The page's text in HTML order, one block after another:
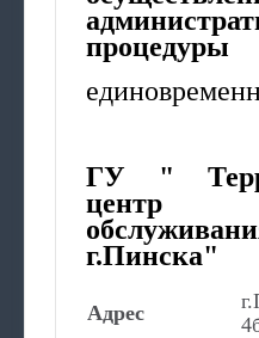
процедуры
ГУ "
центр
г.Пинска"
Адрес